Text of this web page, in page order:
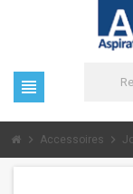
view_headline
chevron_right Accessoires chevron_right